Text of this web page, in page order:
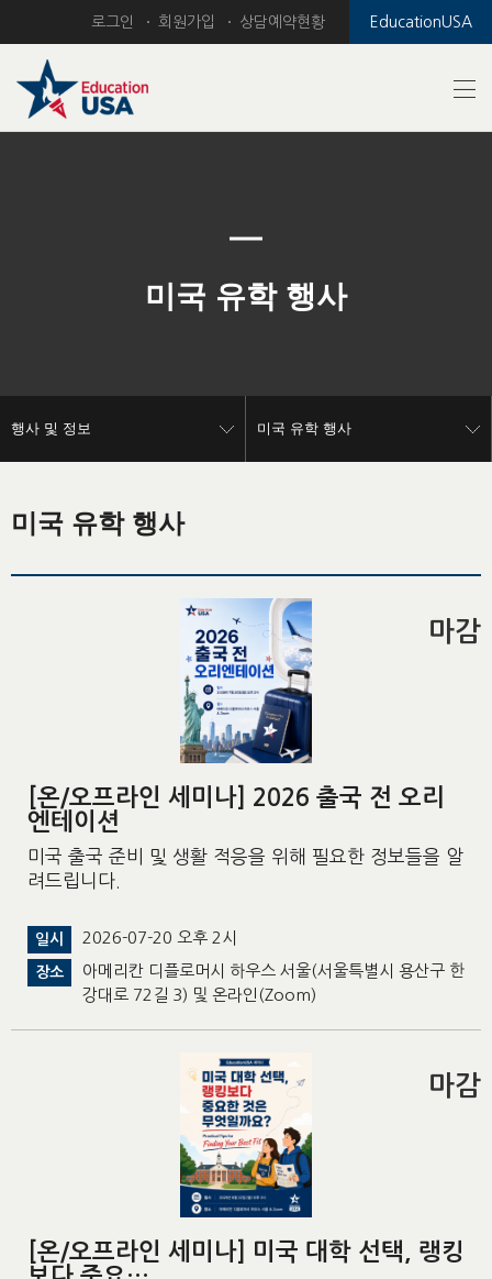
EducationUSA
로그인 회원가입 상담예약현황
미국 유학 행사
행사 및 정보 미국 유학 행사
미국 유학 행사
[온/오프라인 세미나] 2026 출국 전 오리
엔테이션
미국 출국 준비 및 생활 적응을 위해 필요한 정보들을 알
려드립니다.
일시 2026-07-20 오후 2시
장소
아메리칸 디플로머시 하우스 서울(서울특별시 용산구 한
강대로 72길 3) 및 온라인(Zoom)
마감
[온/오프라인 세미나] 미국 대학 선택, 랭킹
마감